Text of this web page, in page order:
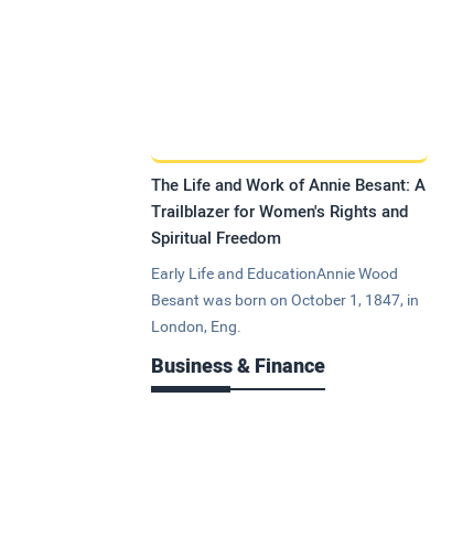
The Life and Work of Annie Besant: A
Trailblazer for Women's Rights and
Spiritual Freedom
Early Life and EducationAnnie Wood
Besant was born on October 1, 1847, in
London, Eng.
Business & Finance